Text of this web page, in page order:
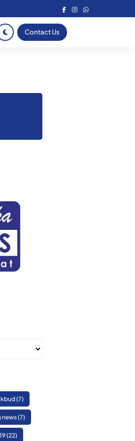
Contact Us
(7)
news(7)
(22)